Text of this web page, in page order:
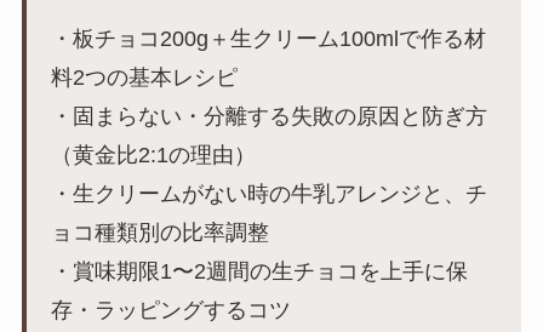
・板チョコ200g＋生クリーム100mlで作る材
料2つの基本レシピ
・固まらない・分離する失敗の原因と防ぎ方
（黄金比2:1の理由）
・生クリームがない時の牛乳アレンジと、チ
ョコ種類別の比率調整
・賞味期限1〜2週間の生チョコを上手に保
存・ラッピングするコツ